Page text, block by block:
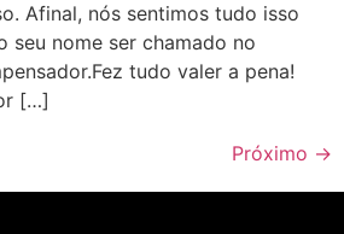
Afinal, nós sentimos tudo isso
seu nome ser chamado no
tudo valer a pena!
[…]
Próximo →